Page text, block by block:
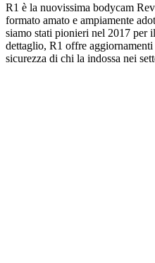
R1 è la nuovissima bodycam
formato amato e ampiamente
siamo stati pionieri nel 2017 per
dettaglio, R1 offre
sicurezza di chi la indossa nei